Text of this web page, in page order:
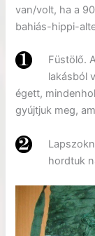
van/volt, ha a
bahiás-hippi-
Füstölő.
lakásból
égett,
gyújtjuk meg,
hordtuk